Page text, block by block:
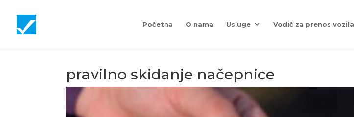
Početna O nama Usluge Vodič za prenos vozila
pravilno skidanje načepnice